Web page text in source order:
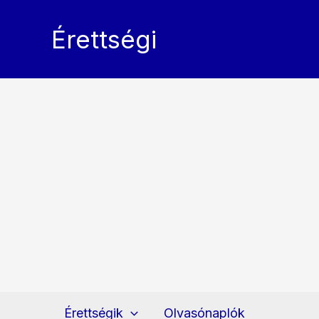
Érettségi
Érettségik Olvasónaplók